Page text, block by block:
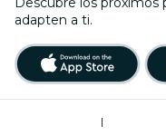
adapten a ti.
|